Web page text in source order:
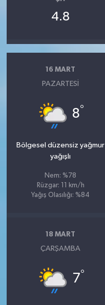
4.8
16 MART
PAZARTESI
8°
Bölgesel düzensiz yağmur
yağışlı
Nem: %78
Rüzgar: 11 km/h
Yağış Olasılığı: %84
18 MART
ÇARŞAMBA
7°